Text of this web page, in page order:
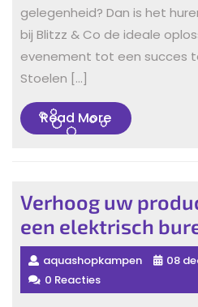
gelegenheid? Dan is het
bij Blitzz & Co de ideale
evenement tot een succes
Stoelen […]
Read MoreRead
More
Verhoog uw
een elektrisch
aquashopkampen
08
0 Reacties